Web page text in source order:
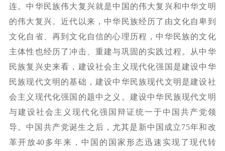
连。中华民族伟大复兴就是中国的伟大复兴和中华文明
的伟大复兴。近代以来，中华民族经历了由文化自卑到
文化自省、再到文化自信的心理历程，中华民族的文化
主体性也经历了冲击、重建与巩固的实践过程。从中华
民族复兴史来看，建设社会主义现代化强国是建设中华
民族现代文明的基础，建设中华民族现代文明是建设社
会主义现代化强国的题中之义。建设中华民族现代文明
与建设社会主义现代化强国辩证统一于中国共产党领
导。中国共产党诞生之后，尤其是新中国成立75年和改
革开放40多年来，中国的国家形态迅速实现了现代转